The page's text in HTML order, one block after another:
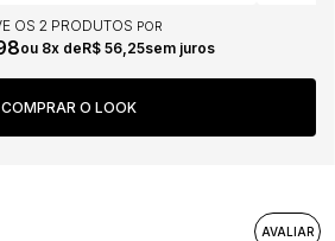
OS 2 PRODUTOS
8x R$ 56,25sem juros